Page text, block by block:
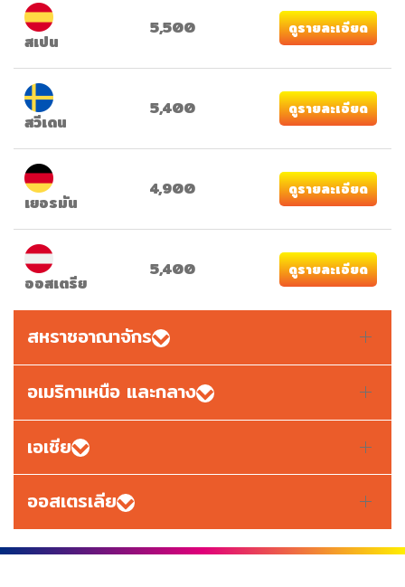
สเปน
5,500 ดูรายละเอียด
สวีเดน
5,400 ดูรายละเอียด
เยอรมัน
4,900 ดูรายละเอียด
ออสเตรีย
5,400 ดูรายละเอียด
สหราชอาณาจักร
อเมริกาเหนือ และกลาง
เอเชีย
ออสเตรเลีย